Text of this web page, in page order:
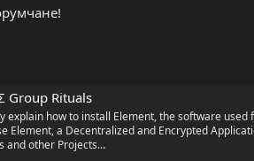
Group Rituals
explain how to install Element, the software used
Element, a Decentralized and Encrypted
and other Projects...